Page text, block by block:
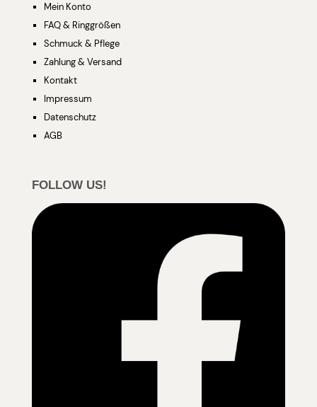
Mein Konto
FAQ & Ringgrößen
Schmuck & Pflege
Zahlung & Versand
Kontakt
Impressum
Datenschutz
AGB
FOLLOW US!